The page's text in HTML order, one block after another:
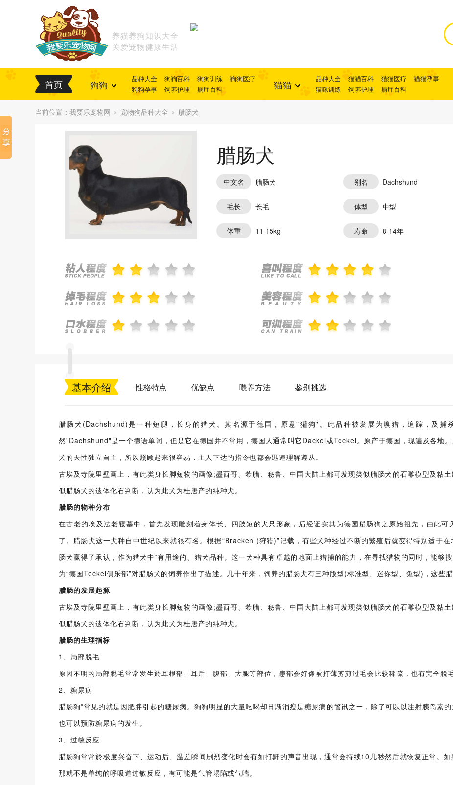
养猫养狗知识大全
关爱宠物健康生活
首页 狗狗 品种大全 狗狗百科 狗狗训练
狗狗医疗
狗狗孕事
饲养护理 病症百科 猫猫 品种大全 猫猫百科 猫猫医疗
猫猫孕事
猫咪训练
饲养护理 病症百科
当前位置： 我要乐宠物网 宠物狗品种大全 腊肠犬
腊肠犬
中文名 腊肠犬 别名 Dachshund
毛长 长毛 体型 中型
体重 11-15kg 寿命 8-14年
基本介绍 性格特点 优缺点 喂养方法 鉴别挑选
腊肠犬(Dachshund)是一种短腿，长身的猎犬。其名源于德国，原意"獾狗"。此品种被发展为嗅猎，追踪，及捕
然"Dachshund"是一个德语单词，但是它在德国并不常用，德国人通常叫它Dackel或Teckel。原产于德国，现遍及各地
犬的天性独立自主，所以照顾起来很容易，主人下达的指令也都会迅速理解遵从。
古埃及寺院里壁画上，有此类身长脚短物的画像;墨西哥、希腊、秘鲁、中国大陆上都可发现类似腊肠犬的石雕模型及粘
似腊肠犬的遗体化石判断，认为此犬为杜唐产的纯种犬。
腊肠的物种分布
在古老的埃及法老寝墓中，首先发现雕刻着身体长、四肢短的犬只形象，后经证实其为德国腊肠狗之原始祖先，由此
了。腊肠犬这一犬种自中世纪以来就很有名。根据“Bracken (狩猎)”记载，有些犬种经过不断的繁殖后就变得特别适于
肠犬赢得了承认，作为猎犬中*有用途的、猎犬品种。这一犬种具有卓越的地面上猎捕的能力，在寻找猎物的同时，能够
为“德国Teckel俱乐部”对腊肠犬的饲养作出了描述。几十年来，饲养的腊肠犬有三种版型(标准型、迷你型、兔型)，这些
腊肠的发展起源
古埃及寺院里壁画上，有此类身长脚短物的画像;墨西哥、希腊、秘鲁、中国大陆上都可发现类似腊肠犬的石雕模型及粘
似腊肠犬的遗体化石判断，认为此犬为杜唐产的纯种犬。
腊肠的生理指标
1、局部脱毛
原因不明的局部脱毛常常发生於耳根部、耳后、腹部、大腿等部位，患部会好像被打薄剪剪过毛会比较稀疏，也有完全脱毛
2、糖尿病
腊肠狗*常见的就是因肥胖引起的糖尿病。狗狗明显的大量吃喝却日渐消瘦是糖尿病的警讯之一，除了可以以注射胰岛素
也可以预防糖尿病的发生。
3、过敏反应
腊肠狗常常於极度兴奋下、运动后、温差瞬间剧烈变化时会有如打鼾的声音出现，通常会持续10几秒然后就恢复正常。
那就不是单纯的呼吸道过敏反应，有可能是气管塌陷或气喘。